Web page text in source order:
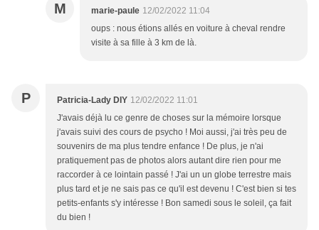
M marie-paule 12/02/2022 11:04
oups : nous étions allés en voiture à cheval rendre
visite à sa fille à 3 km de là.
P Patricia-Lady DIY 12/02/2022 11:01
J'avais déjà lu ce genre de choses sur la mémoire lorsque
j'avais suivi des cours de psycho ! Moi aussi, j'ai très peu de
souvenirs de ma plus tendre enfance ! De plus, je n'ai
pratiquement pas de photos alors autant dire rien pour me
raccorder à ce lointain passé ! J'ai un un globe terrestre mais
plus tard et je ne sais pas ce qu'il est devenu ! C'est bien si tes
petits-enfants s'y intéresse ! Bon samedi sous le soleil, ça fait
du bien !